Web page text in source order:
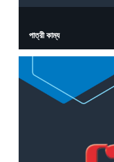
পাত্রী কাম্য